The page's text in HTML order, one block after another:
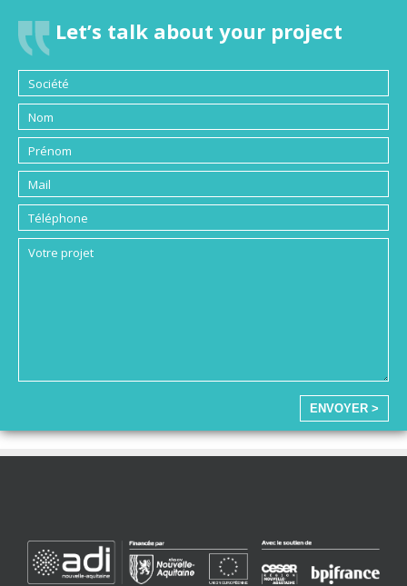
Let’s talk about your project
ENVOYER >